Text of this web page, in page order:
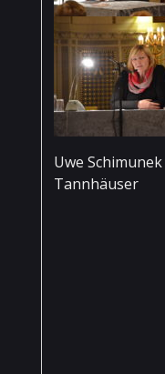
Uwe
Tannhäuser